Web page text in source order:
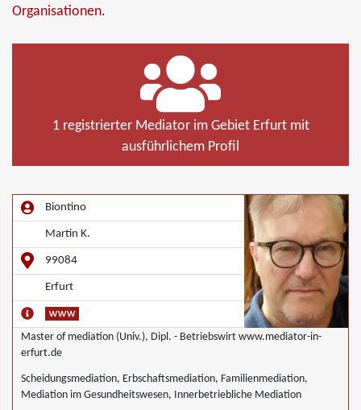
Organisationen.
1 registrierter Mediator im Gebiet Erfurt mit
ausführlichem Profil
Biontino
Martin K.
99084
Erfurt
Master of mediation (Univ.), Dipl. - Betriebswirt www.mediator-in-
erfurt.de
Scheidungsmediation, Erbschaftsmediation, Familienmediation,
Mediation im Gesundheitswesen, Innerbetriebliche Mediation